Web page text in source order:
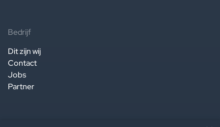
Bedrijf
Dit zijn wij
Contact
Jobs
Partner